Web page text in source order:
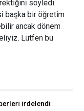
söyledi.
başka bir öğretim
ancak dönem
Lütfen bu
irdelendi